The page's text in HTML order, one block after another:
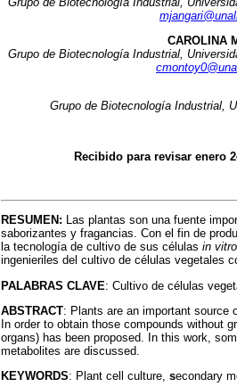
CAROLINA
Grupo de Biotecnología Industrial,
Grupo de Biotecnología Industrial,
Recibido para revisar enero
RESUMEN: Las plantas son una fuente
saborizantes y fragancias. Con el fin de
la tecnología de cultivo de sus células in vitro
ingenieriles del cultivo de células vegetales
PALABRAS CLAVE: Cultivo de células
ABSTRACT: Plants are an important source
In order to obtain those compounds without
organs) has been proposed. In this work,
metabolites are discussed.
KEYWORDS: Plant cell culture, secondary